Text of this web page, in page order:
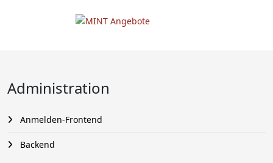
Administration
Anmelden-Frontend
Backend